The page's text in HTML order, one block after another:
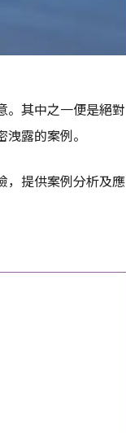
。其中之一便是絕對
露的案例。
，提供案例分析及應